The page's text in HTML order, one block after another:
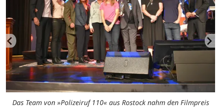
Das Team von »Polizeiruf 110« aus Rostock nahm den Filmpreis